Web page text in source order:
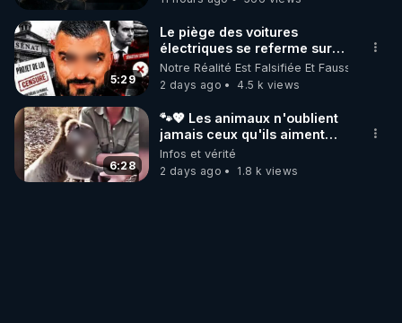
5:29
Le piège des voitures
électriques se referme sur
les usagers !
Notre Réalité Est Falsifiée Et Fausse
2 days ago
4.5 k views
6:28
🐾💖 Les animaux n'oublient
jamais ceux qu'ils aiment…
🥹❤️
Infos et vérité
2 days ago
1.8 k views